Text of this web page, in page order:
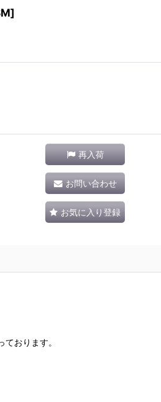
再入荷
お問い合わせ
お気に入り登録
おります。